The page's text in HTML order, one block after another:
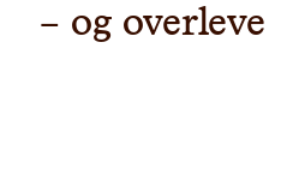
– og overleve